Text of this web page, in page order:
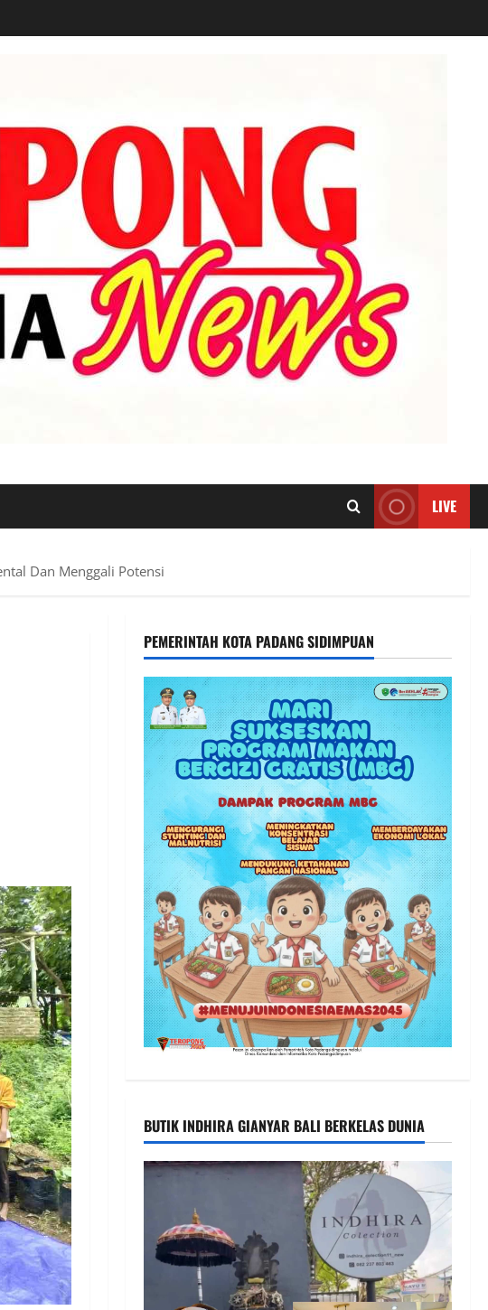
LIVE
Dan Menggali Potensi
PEMERINTAH KOTA PADANG SIDIMPUAN
BUTIK INDHIRA GIANYAR BALI BERKELAS DUNIA